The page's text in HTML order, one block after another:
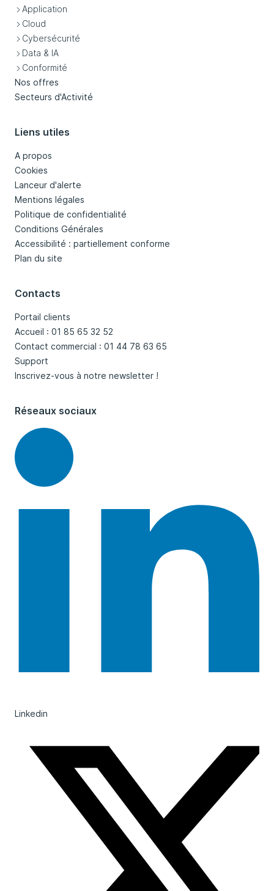
Application
Cloud
Cybersécurité
Data & IA
Conformité
Nos offres
Secteurs d'Activité
Liens utiles
A propos
Cookies
Lanceur d'alerte
Mentions légales
Politique de confidentialité
Conditions Générales
Accessibilité : partiellement conforme
Plan du site
Contacts
Portail clients
Accueil : 01 85 65 32 52
Contact commercial : 01 44 78 63 65
Support
Inscrivez-vous à notre newsletter !
Réseaux sociaux
Linkedin